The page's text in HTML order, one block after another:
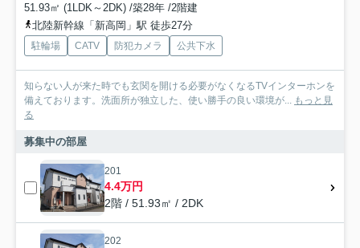
51.93㎡ (1LDK～2DK) /築28年 /2階建
北陸新幹線「新高岡」駅 徒歩27分
駐輪場 CATV 防犯カメラ 公共下水
知らない人が来た時でも玄関を開ける必要がなくなるTVインターホンを
備えております。洗面所が独立した、使い勝手の良い環境が... もっと見
る
募集中の部屋
201
4.4万円
2階 / 51.93㎡ / 2DK
202